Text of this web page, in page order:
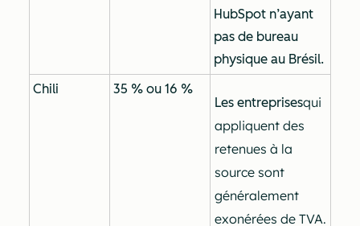
HubSpot n’ayant
pas de bureau
physique au Brésil.
Chili
35 % ou 16 %
Les entreprisesqui
appliquent des
retenues à la
source sont
généralement
exonérées de TVA.